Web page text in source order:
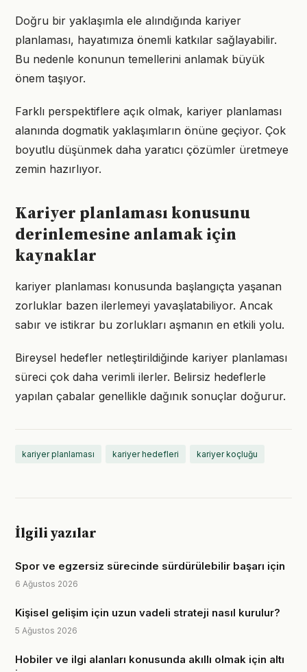
Doğru bir yaklaşımla ele alındığında kariyer
planlaması, hayatımıza önemli katkılar sağlayabilir.
Bu nedenle konunun temellerini anlamak büyük
önem taşıyor.
Farklı perspektiflere açık olmak, kariyer planlaması
alanında dogmatik yaklaşımların önüne geçiyor. Çok
boyutlu düşünmek daha yaratıcı çözümler üretmeye
zemin hazırlıyor.
Kariyer planlaması konusunu
derinlemesine anlamak için
kaynaklar
kariyer planlaması konusunda başlangıçta yaşanan
zorluklar bazen ilerlemeyi yavaşlatabiliyor. Ancak
sabır ve istikrar bu zorlukları aşmanın en etkili yolu.
Bireysel hedefler netleştirildiğinde kariyer planlaması
süreci çok daha verimli ilerler. Belirsiz hedeflerle
yapılan çabalar genellikle dağınık sonuçlar doğurur.
kariyer planlaması kariyer hedefleri kariyer koçluğu
İlgili yazılar
Spor ve egzersiz sürecinde sürdürülebilir başarı için
6 Ağustos 2026
Kişisel gelişim için uzun vadeli strateji nasıl kurulur?
5 Ağustos 2026
Hobiler ve ilgi alanları konusunda akıllı olmak için altı